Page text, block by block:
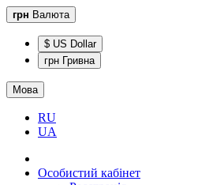
грн Валюта
$ US Dollar
грн Гривна
Мова
RU
UA
Особистий кабінет